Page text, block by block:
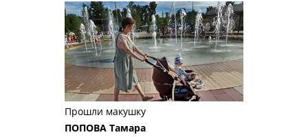
Прошли макушку
ПОПОВА Тамара